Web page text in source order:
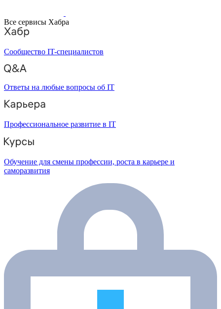
Все сервисы Хабра
Сообщество IT-специалистов
Ответы на любые вопросы об IT
Профессиональное развитие в IT
Обучение для смены профессии, роста в карьере и
саморазвития